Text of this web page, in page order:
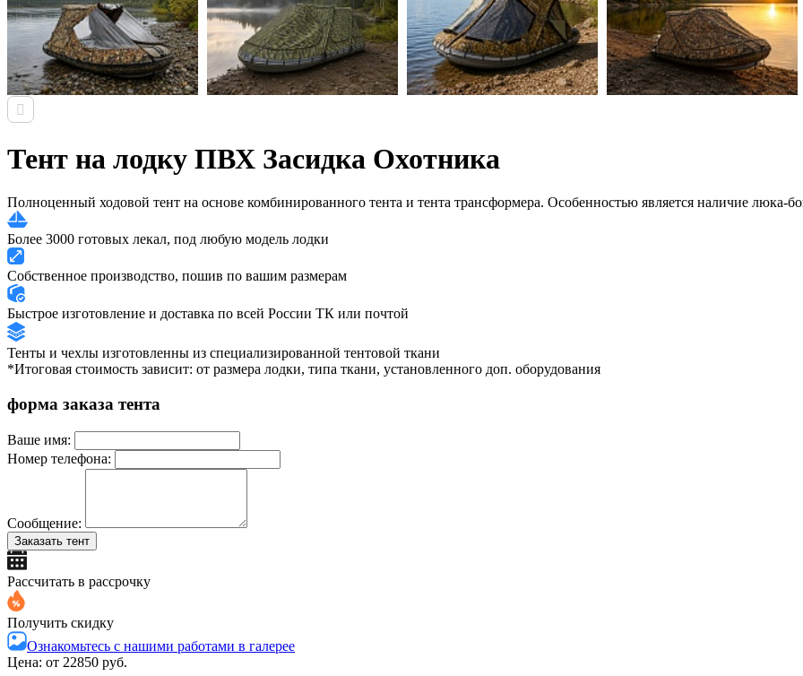
Тент на лодку ПВХ Засидка Охотника
Полноценный ходовой тент на основе комбинированного тента и тента трансформера. Особенностью является наличие люка-
Более 3000 готовых лекал, под любую модель лодки
Собственное производство, пошив по вашим размерам
Быстрое изготовление и доставка по всей России ТК или почтой
Тенты и чехлы изготовленны из специализированной тентовой ткани
*Итоговая стоимость зависит: от размера лодки, типа ткани, установленного доп. оборудования
форма заказа тента
Ваше имя:
Номер телефона:
Сообщение:
Заказать тент
Рассчитать в рассрочку
Получить скидку
Ознакомьтесь с нашими работами в галерее
Цена: от 22850 руб.